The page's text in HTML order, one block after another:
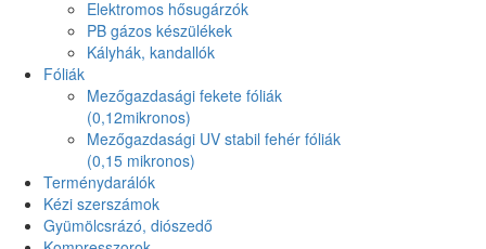
Elektromos hősugárzók
PB gázos készülékek
Kályhák, kandallók
Fóliák
Mezőgazdasági fekete fóliák
(0,12mikronos)
Mezőgazdasági UV stabil fehér fóliák
(0,15 mikronos)
Terménydarálók
Kézi szerszámok
Gyümölcsrázó, diószedő